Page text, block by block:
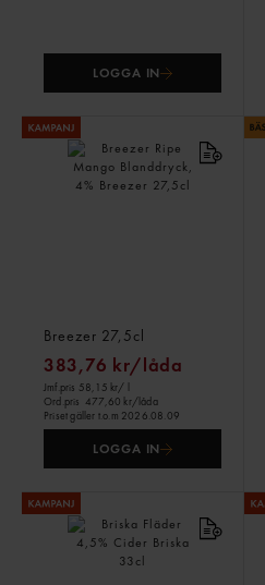
LOGGA IN
Breezer 27,5cl
383,76 kr/låda
Jmf.pris 58,15 kr/ l
Ord.pris 477,60 kr/låda
Priset gäller t.o.m 2026.08.09
LOGGA IN